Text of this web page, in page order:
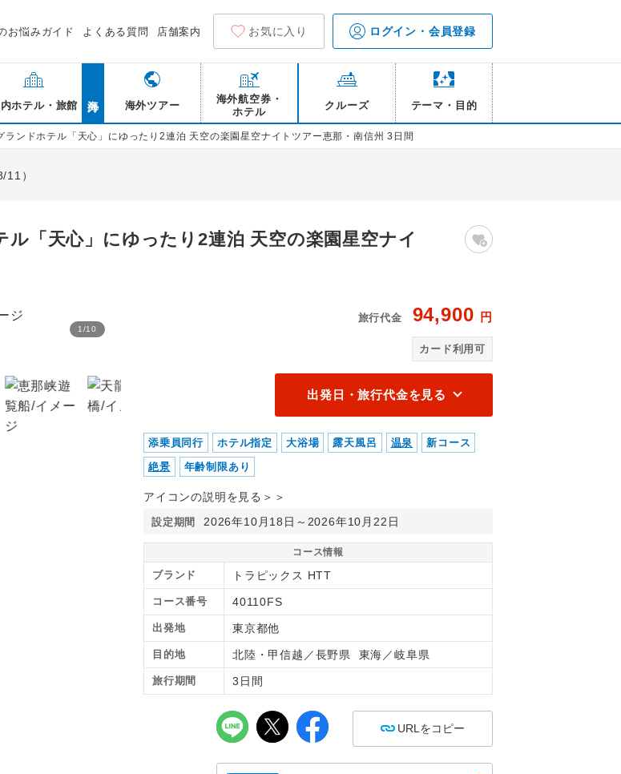
お悩みガイド よくある質問 店舗案内 お気に入り ログイン・会員登録
ホテル・旅館 海外ツアー
海外航空券・
ホテル
クルーズ テーマ・目的
ンドホテル「天心」にゆったり2連泊 天空の楽園星空ナイトツアー恵那・南信州 3日間
）
「天心」にゆったり2連泊 天空の楽園星空ナイ
1 /10
旅行代金 94,900 円
カード利用可
出発日・旅行代金を見る
添乗員同行 ホテル指定 大浴場 露天風呂 温泉
新コース
絶景
年齢制限あり
アイコンの説明を見る＞＞
設定期間 2026年10月18日～2026年10月22日
コース情報
ブランド トラピックス HTT
コース番号 40110FS
出発地 東京都他
目的地 北陸・甲信越／長野県 東海／岐阜県
旅行期間 3日間
URLをコピー